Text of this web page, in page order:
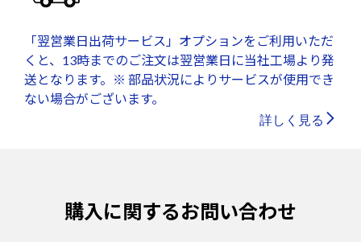
「翌営業日出荷サービス」オプションをご利用いただ
くと、13時までのご注文は翌営業日に当社工場より発
送となります。※ 部品状況によりサービスが使用でき
ない場合がございます。
詳しく見る
購入に関するお問い合わせ